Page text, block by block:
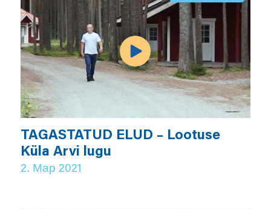
TAGASTATUD ELUD – Lootuse
Küla Arvi lugu
2. Мар 2021